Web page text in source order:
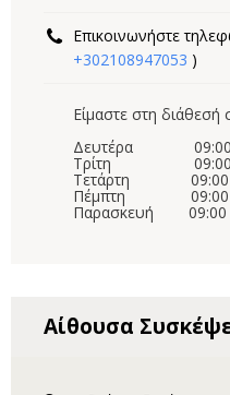
Επικοινωνήστε
+302108947053 )
Είμαστε στη διάθεσή
Δευτέρα 09:00
Τρίτη 09:00
Τετάρτη 09:00
Πέμπτη 09:00
Παρασκευή 09:00
Αίθουσα